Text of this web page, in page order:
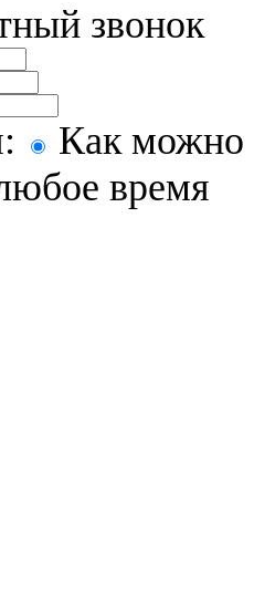
звонок
Как можно
время